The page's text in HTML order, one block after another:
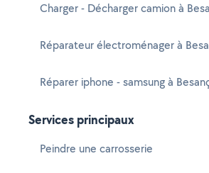
Charger - Décharger camion à
Réparateur électroménager à
Réparer iphone - samsung à
Services principaux
Peindre une carrosserie